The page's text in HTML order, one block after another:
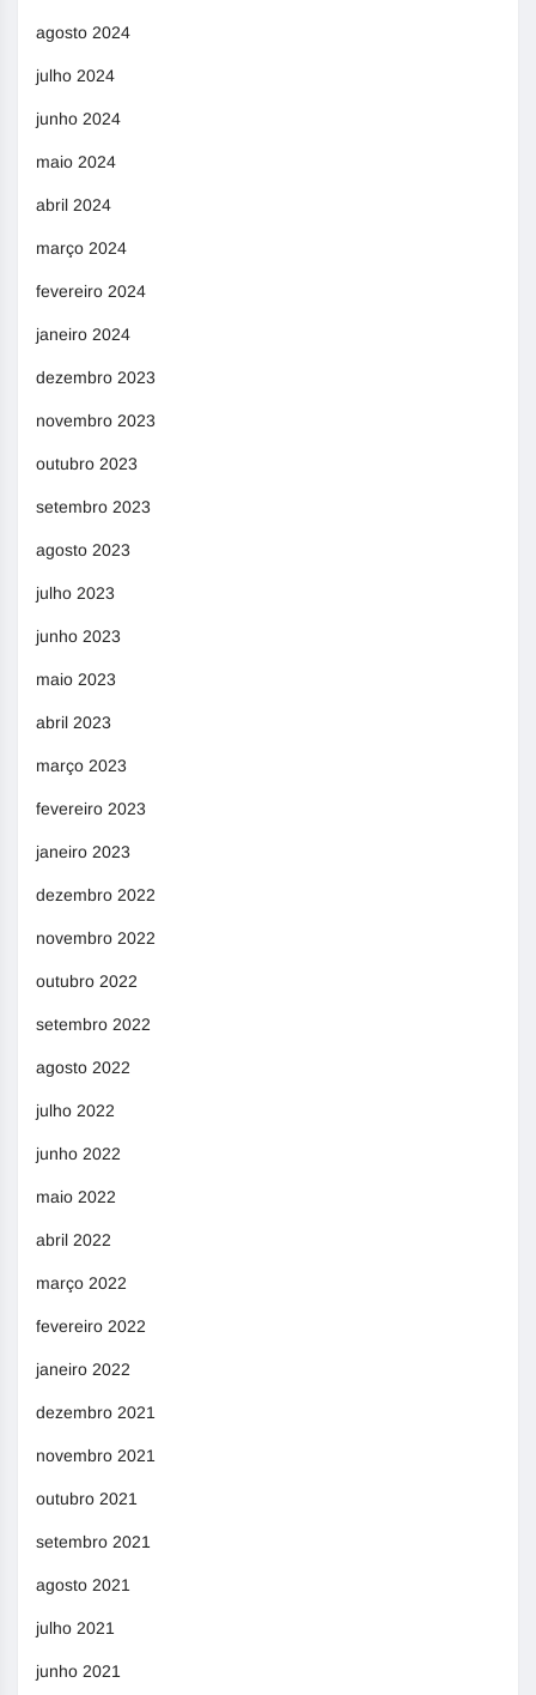
agosto 2024
julho 2024
junho 2024
maio 2024
abril 2024
março 2024
fevereiro 2024
janeiro 2024
dezembro 2023
novembro 2023
outubro 2023
setembro 2023
agosto 2023
julho 2023
junho 2023
maio 2023
abril 2023
março 2023
fevereiro 2023
janeiro 2023
dezembro 2022
novembro 2022
outubro 2022
setembro 2022
agosto 2022
julho 2022
junho 2022
maio 2022
abril 2022
março 2022
fevereiro 2022
janeiro 2022
dezembro 2021
novembro 2021
outubro 2021
setembro 2021
agosto 2021
julho 2021
junho 2021